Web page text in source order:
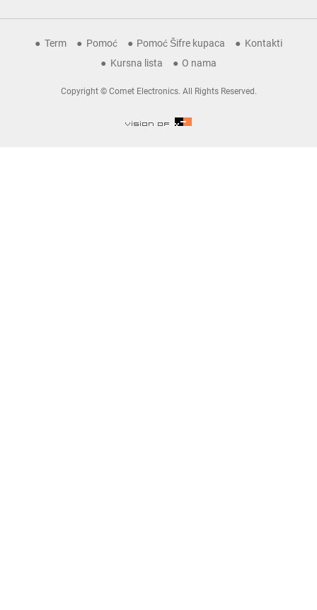
Term Pomoć Pomoć Šifre kupaca
Kontakti
Kursna lista
O nama
Copyright © Comet Electronics. All Rights Reserved.